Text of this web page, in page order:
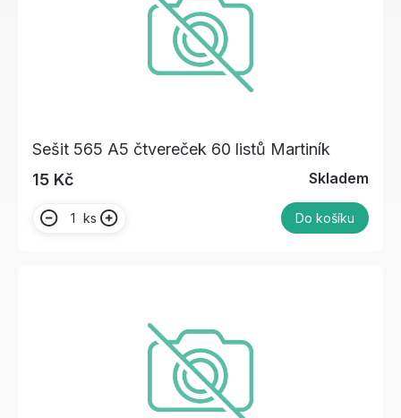
Sešit 565 A5 čtvereček 60 listů Martiník
15 Kč
Skladem
ks Do košíku